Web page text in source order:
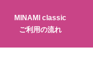
MINAMI classic
ご利用の流れ